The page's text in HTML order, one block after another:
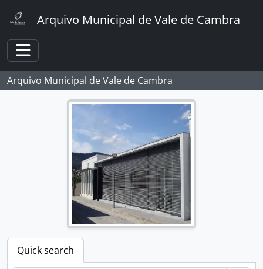
Arquivo Municipal de Vale de Cambra
Toggle navigation
Arquivo Municipal de Vale de Cambra
Quick search